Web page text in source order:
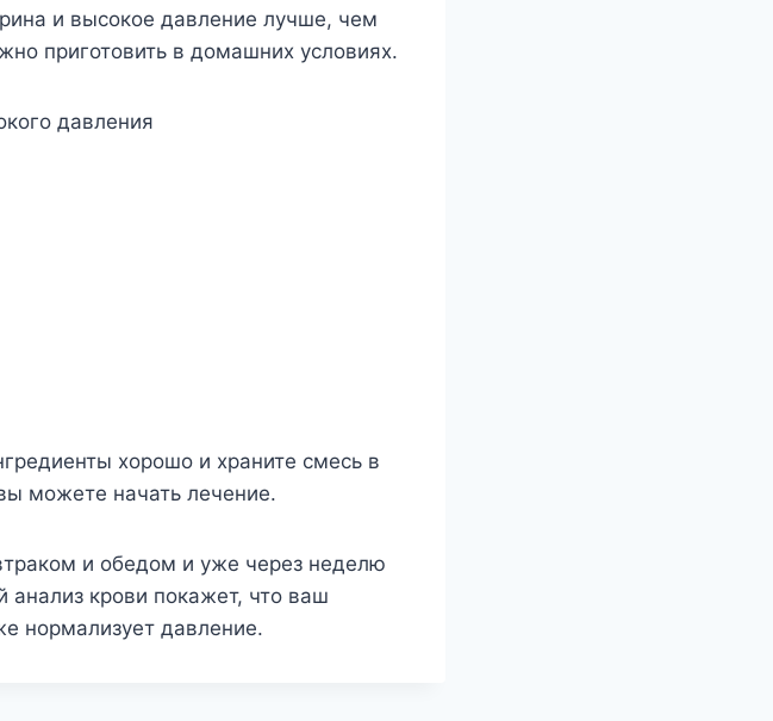
и высокое давление лучше, чем
приготовить в домашних условиях.
давления
хорошо и храните смесь в
можете начать лечение.
и обедом и уже через неделю
анализ крови покажет, что ваш
нормализует давление.